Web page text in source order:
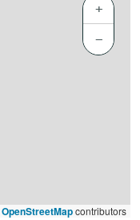
+
−
OpenStreetMapcontributors